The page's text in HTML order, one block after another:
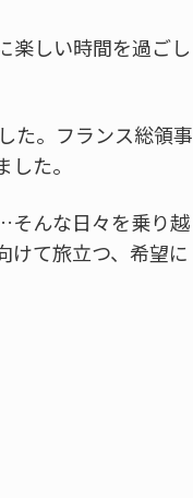
楽しい時間を過ごし
た。フランス総領事
た。
そんな日々を乗り越
けて旅立つ、希望に